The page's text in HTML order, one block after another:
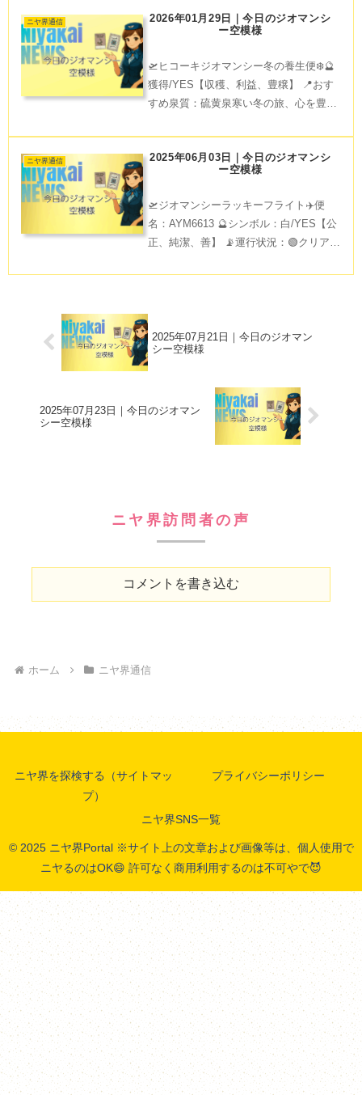
てみませんか。🍵湯上がりに黒豚しゃぶ
ニヤ界通信
2026年01月29日｜今日のジオマンシ
ー空模様
🛫ヒコーキジオマンシー冬の養生便❄️🔮
獲得/YES【収穫、利益、豊穣】 📍おす
すめ泉質：硫黄泉寒い冬の旅、心を豊か
ん。硫黄泉で日々の疲れを癒しながら、
地元のあたたかいごちそうに心もお腹も
満たし、観光名所で
ニヤ界通信
2025年06月03日｜今日のジオマンシ
ー空模様
🛫ジオマンシーラッキーフライト✈️便
名：AYM6613 🔮シンボル：白/YES【公
正、純潔、善】 📡運行状況：🟢クリアス
うなクリアな解決が可能。旅行は運気向
自然と増えま
2025年07月21日｜今日のジオマン
シー空模様
2025年07月23日｜今日のジオマン
シー空模様
ニヤ界訪問者の声
コメントを書き込む
ホーム ニヤ界通信
ニヤ界を探検する（サイトマッ
プ）
プライバシーポリシー
ニヤ界SNS一覧
© 2025 ニヤ界Portal ※サイト上の文章および画像等は、個人使用で
ニヤるのはOK😄 許可なく商用利用するのは不可やで😈